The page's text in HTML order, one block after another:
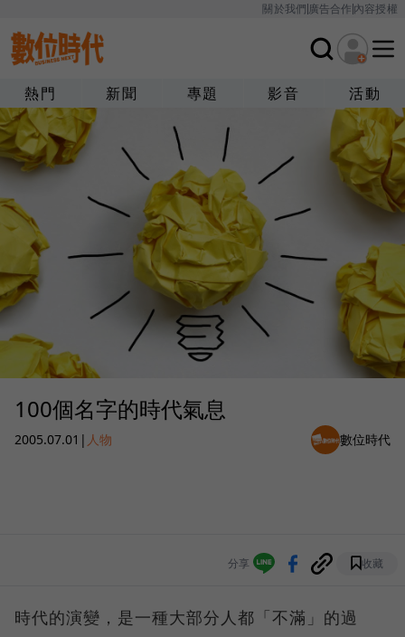
關於我們廣告合作內容授權
熱門 新聞 專題 影音 活動
100個名字的時代氣息
2005.07.01 | 人物 數位時代
分享 收藏
時代的演變，是一種大部分人都「不滿」的過